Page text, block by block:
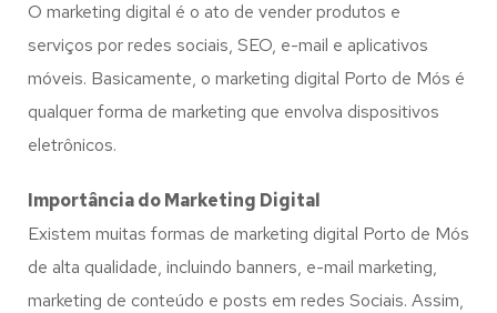
O marketing digital é o ato de vender produtos e
serviços por redes sociais, SEO, e-mail e aplicativos
móveis. Basicamente, o marketing digital Porto de Mós é
qualquer forma de marketing que envolva dispositivos
eletrônicos.
Importância do Marketing Digital
Existem muitas formas de marketing digital Porto de Mós
de alta qualidade, incluindo banners, e-mail marketing,
marketing de conteúdo e posts em redes Sociais. Assim,